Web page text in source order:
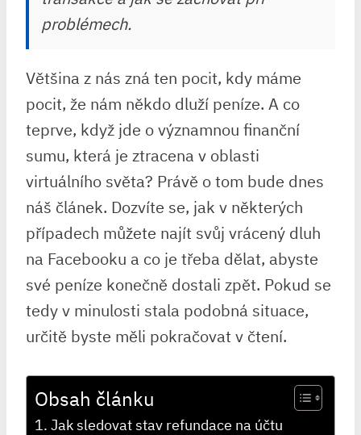
problémech.
Většina z nás zná ten pocit, kdy máme
pocit, že nám někdo dluží peníze. A co
teprve, když jde o významnou finanční
sumu, která je ztracena v oblasti
virtuálního světa? Právě o tom bude dnes
náš článek. Dozvíte se, jak v některých
případech můžete najít svůj vrácený dluh
na Facebooku a co je třeba dělat, abyste
své peníze konečně dostali zpět. Pokud se
tedy v minulosti stala podobná situace,
určitě byste měli pokračovat v čtení.
Obsah článku
Jak sledovat stav refundace na účtu